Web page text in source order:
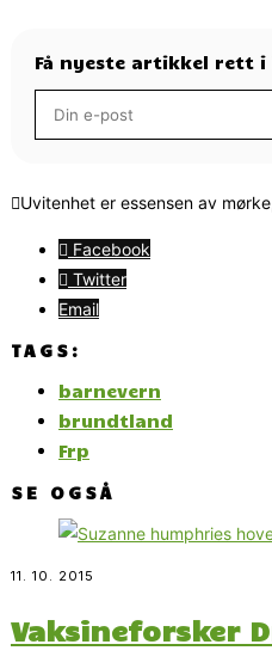
Få nyeste artikkel rett
Uvitenhet er essensen av
Facebook
Twitter
Email
TAGS:
barnevern
brundtland
Frp
SE OGSÅ
11. 10. 2015
Vaksineforsker